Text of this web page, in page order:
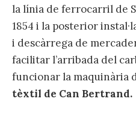
la línia de ferrocarril de
1854 i la posterior
i descàrrega de
facilitar l’arribada del
funcionar la maquinària
tèxtil de Can Bertrand.